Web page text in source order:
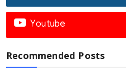
Youtube
Recommended Posts